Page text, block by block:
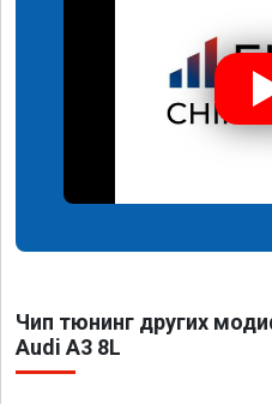
Чип тюнинг других
Audi A3 8L